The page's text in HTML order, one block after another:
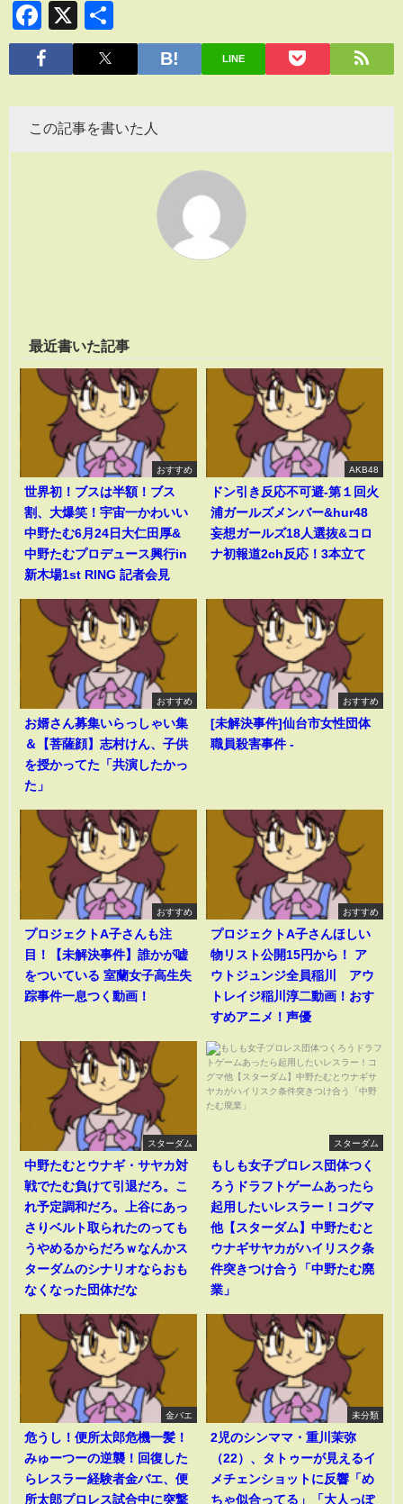
Facebook
X
有
LINE
この記事を書いた人
最近書いた記事
おすすめ
世界初！ブスは半額！ブス
割、大爆笑！宇宙一かわいい
中野たむ6月24日大仁田厚&
中野たむプロデュース興行in
新木場1st RING 記者会見
AKB48
ドン引き反応不可避-第１回火
浦ガールズメンバー&hur48
妄想ガールズ18人選抜&コロ
ナ初報道2ch反応！3本立て
おすすめ
お婿さん募集いらっしゃい集
＆【菩薩顔】志村けん、子供
を授かってた「共演したかっ
た」
おすすめ
[未解決事件]仙台市女性団体
職員殺害事件 -
おすすめ
プロジェクトA子さんも注
目！【未解決事件】誰かが嘘
をついている 室蘭女子高生失
踪事件一息つく動画！
おすすめ
プロジェクトA子さんほしい
物リスト公開15円から！ ア
ウトジュンジ全員稲川 アウ
トレイジ稲川淳二動画！おす
すめアニメ！声優
スターダム
中野たむとウナギ・サヤカ対
戦でたむ負けて引退だろ。こ
れ予定調和だろ。上谷にあっ
さりベルト取られたのっても
うやめるからだろｗなんかス
ターダムのシナリオならおも
なくなった団体だな
スターダム
もしも女子プロレス団体つく
ろうドラフトゲームあったら
起用したいレスラー！コグマ
他【スターダム】中野たむと
ウナギサヤカがハイリスク条
件突きつけ合う「中野たむ廃
業」
金バエ
危うし！便所太郎危機一髪！
みゅーつーの逆襲！回復した
らレスラー経験者金バエ、便
所太郎プロレス試合中に突撃
未分類
2児のシンママ・重川茉弥
（22）、タトゥーが見えるイ
メチェンショットに反響「め
ちゃ似合ってる」「大人っぽ